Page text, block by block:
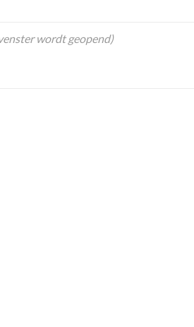
wordt geopend)